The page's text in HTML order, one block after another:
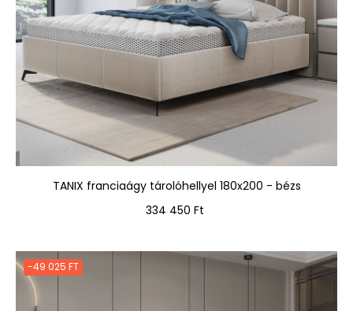
TANIX franciaágy tárolóhellyel 180x200 - bézs
Ár
334 450 Ft
-49 025 FT